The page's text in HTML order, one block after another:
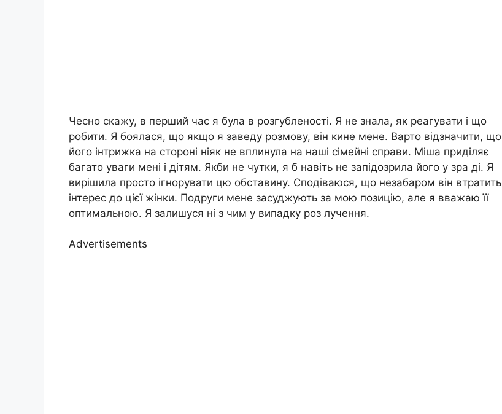
Чесно скажу, в перший час я була в розгубленості. Я не знала, як реагувати і що
робити. Я боялася, що якщо я заведу розмову, він кине мене. Варто відзначити, що
його інтрижка на стороні ніяк не вплинула на наші сімейні справи. Міша приділяє
багато уваги мені і дітям. Якби не чутки, я б навіть не запідозрила його у зра ді. Я
вирішила просто ігнорувати цю обставину. Сподіваюся, що незабаром він втратить
інтерес до цієї жінки. Подруги мене засуджують за мою позицію, але я вважаю її
оптимальною. Я залишуся ні з чим у випадку роз лучення.
Advertisements